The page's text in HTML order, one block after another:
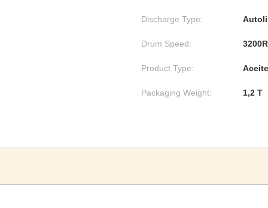
Discharge Type:
Drum Speed:
Product Type:
Packaging Weight: 1,2 T